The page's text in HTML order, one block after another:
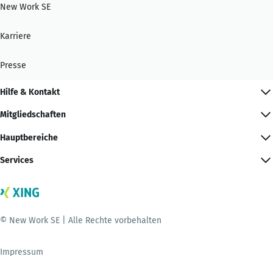
New Work SE
Karriere
Presse
Hilfe & Kontakt
Mitgliedschaften
Hauptbereiche
Services
© New Work SE | Alle Rechte vorbehalten
Impressum